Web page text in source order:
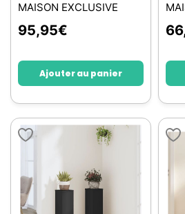
MAISON EXCLUSIVE
95,95€
Ajouter au panier